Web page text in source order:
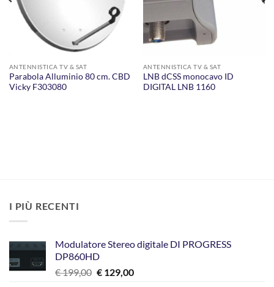
ANTENNISTICA TV & SAT
Parabola Alluminio 80 cm. CBD
Vicky F303080
ANTENNISTICA TV & SAT
LNB dCSS monocavo ID
DIGITAL LNB 1160
I PIÙ RECENTI
Modulatore Stereo digitale DI PROGRESS
DP860HD
€199,00 Il
€129,00Il